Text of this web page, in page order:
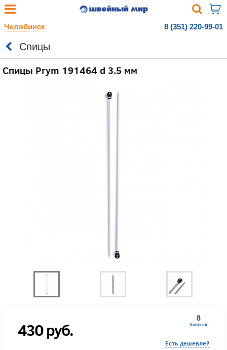
Челябинск 8 (351) 220-99-01
Спицы
Спицы Prym 191464 d 3.5 мм
8
бонусов
430руб.
Есть дешевле?